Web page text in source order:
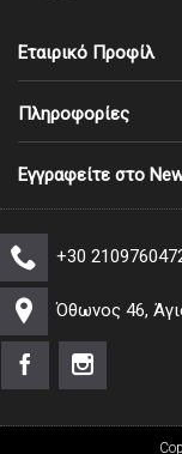
Εταιρικό Προφίλ
Πληροφορίες
Εγγραφείτε στο
+30
Όθωνος 46,